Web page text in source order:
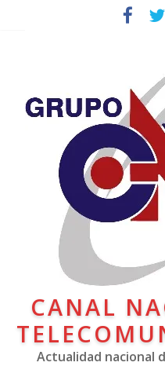
CANAL
Actualidad nacional